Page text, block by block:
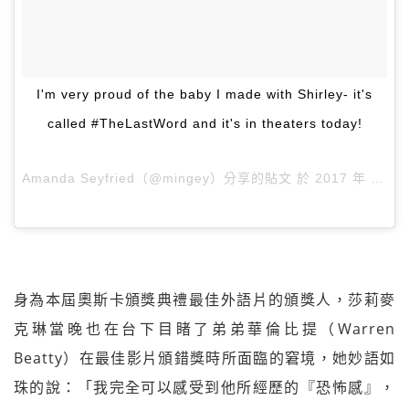
I'm very proud of the baby I made with Shirley- it's
called #TheLastWord and it's in theaters today!
Amanda Seyfried（@mingey）分享的貼文 於 2017 年 3月 月 3 6:32下午 PST
身為本屆奧斯卡頒獎典禮最佳外語片的頒獎人，莎莉麥
克琳當晚也在台下目睹了弟弟華倫比提（Warren
Beatty）在最佳影片頒錯獎時所面臨的窘境，她妙語如
珠的說：「我完全可以感受到他所經歷的『恐怖感』，